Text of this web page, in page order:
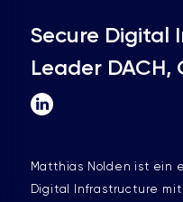
Secure Digital
Leader DACH,
Matthias Nolden ist ein
Digital Infrastructure